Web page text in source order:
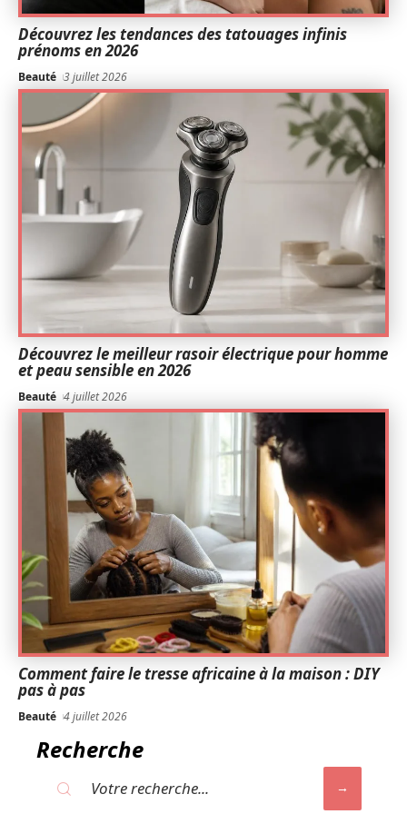
Découvrez les tendances des tatouages infinis
prénoms en 2026
Beauté 3 juillet 2026
Découvrez le meilleur rasoir électrique pour homme
et peau sensible en 2026
Beauté 4 juillet 2026
Comment faire le tresse africaine à la maison : DIY
pas à pas
Beauté 4 juillet 2026
Recherche